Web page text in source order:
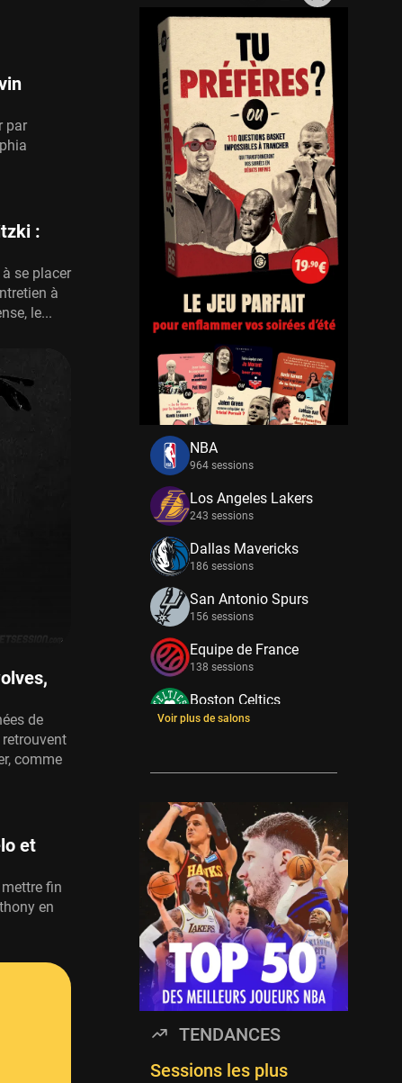
par
:
se placer
à
le...
de
comme
et
fin
en
NBA
964 sessions
Los Angeles Lakers
243 sessions
Dallas Mavericks
186 sessions
San Antonio Spurs
156 sessions
Equipe de France
138 sessions
Boston Celtics
133 sessions
Minnesota
Timberwolves
114 sessions
Golden State Warriors
113 sessions
Denver Nuggets
106 sessions
WNBA
97 sessions
Philadelphia Sixers
89 sessions
Milwaukee Bucks
Voir plus de salons
TENDANCES
Sessions les plus